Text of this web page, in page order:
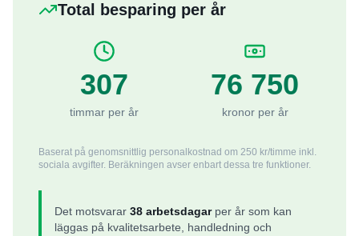
Total besparing per år
307
timmar per år
76 750
kronor per år
Baserat på genomsnittlig personalkostnad om 250 kr/timme inkl.
sociala avgifter. Beräkningen avser enbart dessa tre funktioner.
Det motsvarar 38 arbetsdagar per år som kan
läggas på kvalitetsarbete, handledning och